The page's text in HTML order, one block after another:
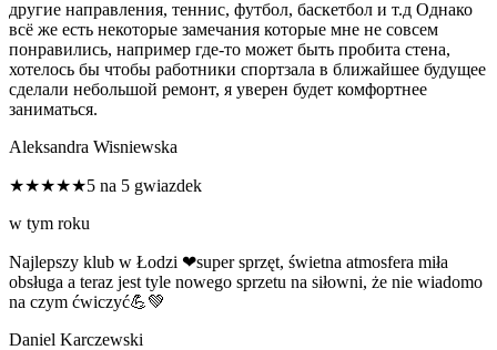
другие направления, теннис, футбол, баскетбол и т.д Однако
всё же есть некоторые замечания которые мне не совсем
понравились, например где-то может быть пробита стена,
хотелось бы чтобы работники спортзала в ближайшее будущее
сделали небольшой ремонт, я уверен будет комфортнее
заниматься.
Aleksandra Wisniewska
★★★★★5 na 5 gwiazdek
w tym roku
Najlepszy klub w Łodzi ❤super sprzęt, świetna atmosfera miła
obsługa a teraz jest tyle nowego sprzetu na siłowni, że nie wiadomo
na czym ćwiczyć💪💚
Daniel Karczewski